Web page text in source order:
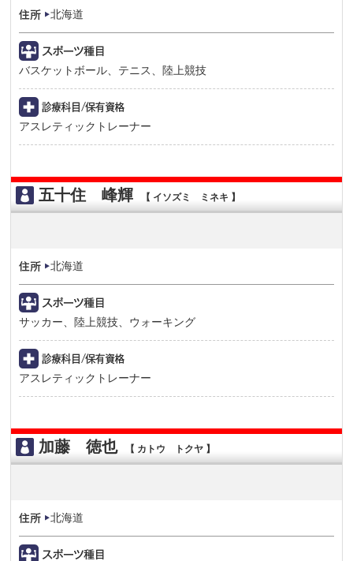
北海道
バスケットボール、テニス、陸上競技
アスレティックトレーナー
五十住 峰輝 【 イソズミ ミネキ 】
北海道
サッカー、陸上競技、ウォーキング
アスレティックトレーナー
加藤 徳也 【 カトウ トクヤ 】
北海道